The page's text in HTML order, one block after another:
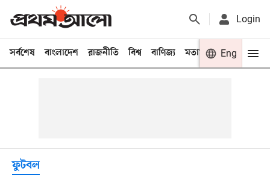
Login
সর্বশেষ বাংলাদেশ রাজনীতি বিশ্ব বাণিজ্য মতামত খেলা
Eng
ফুটবল